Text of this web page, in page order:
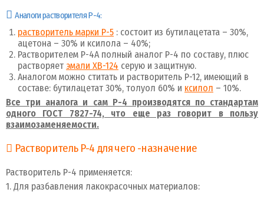
Аналоги растворителя Р-4:
растворитель марки Р-5 : состоит из бутилацетата – 30%,
ацетона – 30% и ксилола – 40%;
Растворителем Р-4А полный аналог Р-4 по составу, плюс
растворяет эмали ХВ-124 серую и защитную.
Аналогом можно ститать и растворитель Р-12, имеющий в
составе: бутилацетат 30%, толуол 60% и ксилол – 10%.
Все три аналога и сам Р-4 производятся по стандартам
одного ГОСТ 7827-74, что еще раз говорит в пользу
взаимозаменяемости.
Растворитель Р-4 для чего -назначение
Растворитель Р-4 применяется:
1. Для разбавления лакокрасочных материалов: